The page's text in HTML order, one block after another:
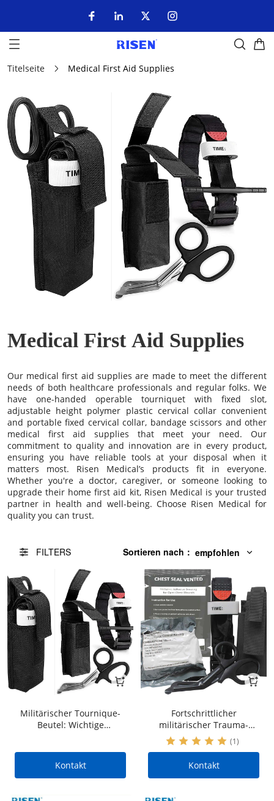
Titelseite Medical First Aid Supplies
Medical First Aid Supplies
Our medical first aid supplies are made to meet the different
needs of both healthcare professionals and regular folks. We
have one-handed operable tourniquet with fixed slot,
adjustable height polymer plastic cervical collar convenient
and portable fixed cervical collar, bandage scissors and other
medical first aid supplies that meet your need. Our
commitment to quality and innovation are in every product,
ensuring you have reliable tools at your disposal when it
matters most. Risen Medical’s products fit in everyone.
Whether you're a doctor, caregiver, or someone looking to
upgrade their home first aid kit, Risen Medical is your trusted
partner in health and well-being. Choose Risen Medical for
quality you can trust.
FILTERS Sortieren nach ： empfohlen
Militärischer Tournique-
Beutel: Wichtige
Israelischer Verband |
Trauma-Schere | Stop The
Kontakt
Fortschrittlicher
militärischer Trauma-
Anzug: Grundlegende
medizinische Versorgung |
CAT-Tourniquet |
Israelischer Verband |
Bleeding Kit | OEM und
(1)
Kontakt